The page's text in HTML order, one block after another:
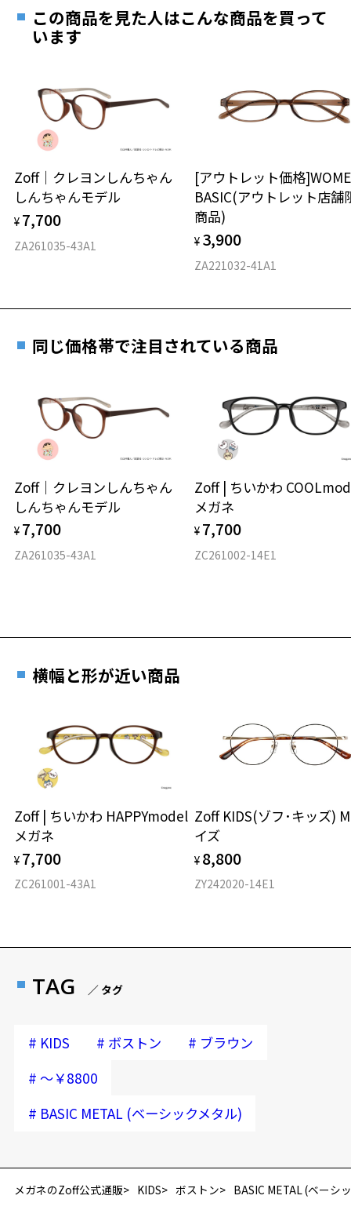
仕上がり寸法
D 仕上がりの横幅：約128mm
12.7g
※着脱式サングラス：デモレンズ、アタッチメント込みの重さ
タイプ
材質
安心1 フレーム１年間品質保証
きます。
※保証期間内に交換が行われた場合、保証期間は初期の期間から
延長されません。
安心2 視力測定無料
視力の変化を早めに発見するために、定期的な視
力測定をおすすめいたします。
安心3 かかり具合調整無料
す。
ご希望のお客さまは、「レンズ交換券」をお選びのうえ、
最寄りのZoff実店舗にてレンズをお買い求めください。
※サングラスやパッケージ品では「レンズ交換券」はお選び
談ください。
＜メガネの度数情報がわからない方へ＞
オンラインストアでフレームのみ購入して、
実店舗で度付きにできます
ご購入時に「レンズ交換券」をお選びいただくと、実店舗で
度数を測定のうえ、度付きレンズ（標準セットレンズ）へ無
お近くのZoff実店舗にて度数を測定いただけます（無料）。
その際は記入用紙をダウンロードしてお使いください。
この商品を見た人はこんな商品を買って
います
Zoff｜クレヨンしんちゃん
しんちゃんモデル
¥ 7,700
ZA261035-43A1
[アウトレット価格
BASIC(アウトレット店舗
商品)
¥ 3,900
ZA221032-41A1
同じ価格帯で注目されている商品
Zoff｜クレヨンしんちゃん
しんちゃんモデル
¥ 7,700
ZA261035-43A1
Zoff | ちいかわ
メガネ
¥ 7,700
ZC261002-14E1
横幅と形が近い商品
Zoff | ちいかわ HAPPYmodel
メガネ
¥ 7,700
ZC261001-43A1
Zoff KIDS(ゾフ･キッズ)
イズ
¥ 8,800
ZY242020-14E1
TAG ／ タグ
# KIDS # ボストン # ブラウン
# ～￥8800
# BASIC METAL (ベーシックメタル)
メガネのZoff公式通販 KIDS ボストン BASIC METAL (ベーシ